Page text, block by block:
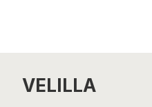
VELILLA